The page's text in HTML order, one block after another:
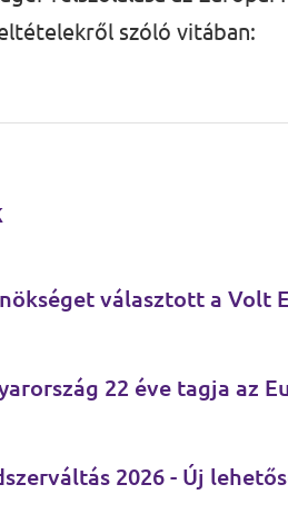
szóló vitában:
választott a Volt
22 éve tagja az
2026 - Új